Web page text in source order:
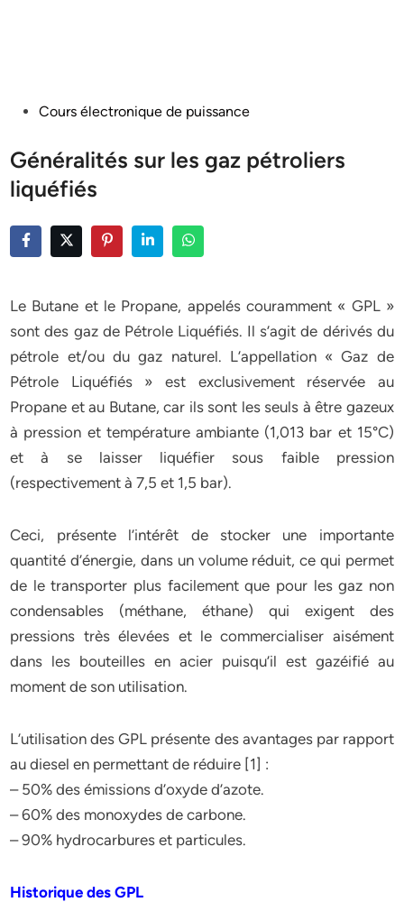
PostedCours électronique de puissance
Généralités sur les gaz pétroliers
liquéfiés
Le Butane et le Propane, appelés couramment « GPL »
sont des gaz de Pétrole Liquéfiés. Il s’agit de dérivés du
pétrole et/ou du gaz naturel. L’appellation « Gaz de
Pétrole Liquéfiés » est exclusivement réservée au
Propane et au Butane, car ils sont les seuls à être gazeux
à pression et température ambiante (1,013 bar et 15°C)
et à se laisser liquéfier sous faible pression
(respectivement à 7,5 et 1,5 bar).
Ceci, présente l’intérêt de stocker une importante
quantité d’énergie, dans un volume réduit, ce qui permet
de le transporter plus facilement que pour les gaz non
condensables (méthane, éthane) qui exigent des
pressions très élevées et le commercialiser aisément
dans les bouteilles en acier puisqu’il est gazéifié au
moment de son utilisation.
L’utilisation des GPL présente des avantages par rapport
au diesel en permettant de réduire [1] :
– 50% des émissions d’oxyde d’azote.
– 60% des monoxydes de carbone.
– 90% hydrocarbures et particules.
Historique des GPL